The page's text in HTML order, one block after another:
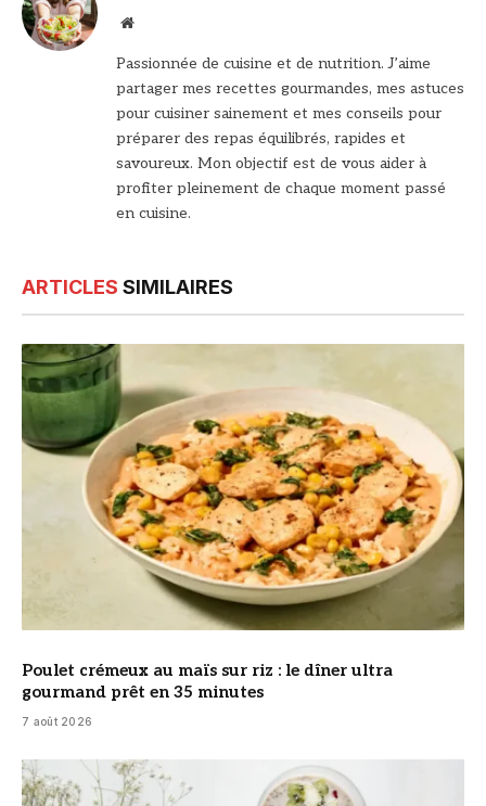
Site
Passionnée de cuisine et de nutrition. J’aime
partager mes recettes gourmandes, mes astuces
pour cuisiner sainement et mes conseils pour
préparer des repas équilibrés, rapides et
savoureux. Mon objectif est de vous aider à
profiter pleinement de chaque moment passé
en cuisine.
ARTICLES SIMILAIRES
© DR
Poulet crémeux au maïs sur riz : le dîner ultra
gourmand prêt en 35 minutes
7 août 2026
© DR